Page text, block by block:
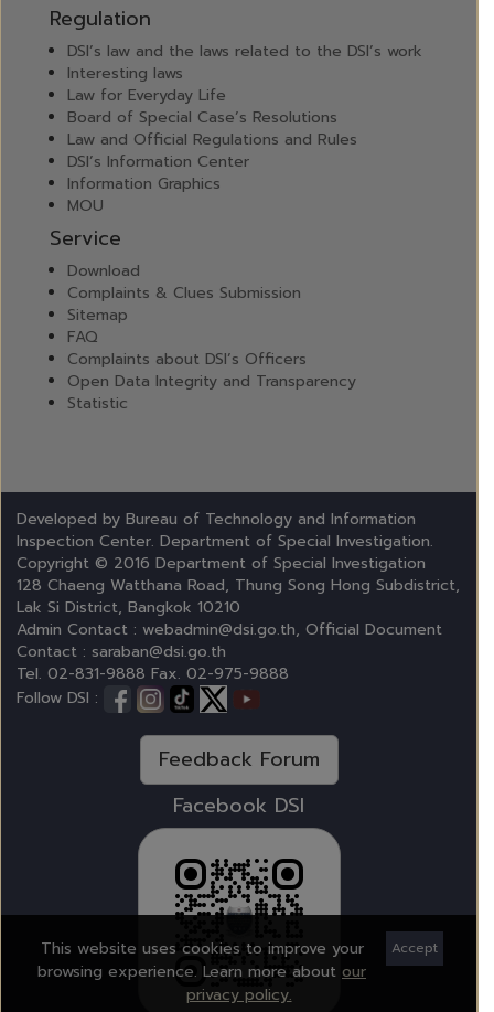
Regulation
DSI’s law and the laws related to the DSI’s work
Interesting laws
Law for Everyday Life
Board of Special Case’s Resolutions
Law and Official Regulations and Rules
DSI’s Information Center
Information Graphics
MOU
Service
Download
Complaints & Clues Submission
Sitemap
FAQ
Complaints about DSI’s Officers
Open Data Integrity and Transparency
Statistic
Developed by Bureau of Technology and Information
Inspection Center. Department of Special Investigation.
Copyright © 2016 Department of Special Investigation
128 Chaeng Watthana Road, Thung Song Hong Subdistrict,
Lak Si District, Bangkok 10210
Admin Contact : webadmin@dsi.go.th, Official Document
Contact : saraban@dsi.go.th
Tel. 02-831-9888 Fax. 02-975-9888
Follow DSI :
Feedback Forum
Facebook DSI
Accept
This website uses cookies to improve your
browsing experience. Learn more about our
privacy policy.